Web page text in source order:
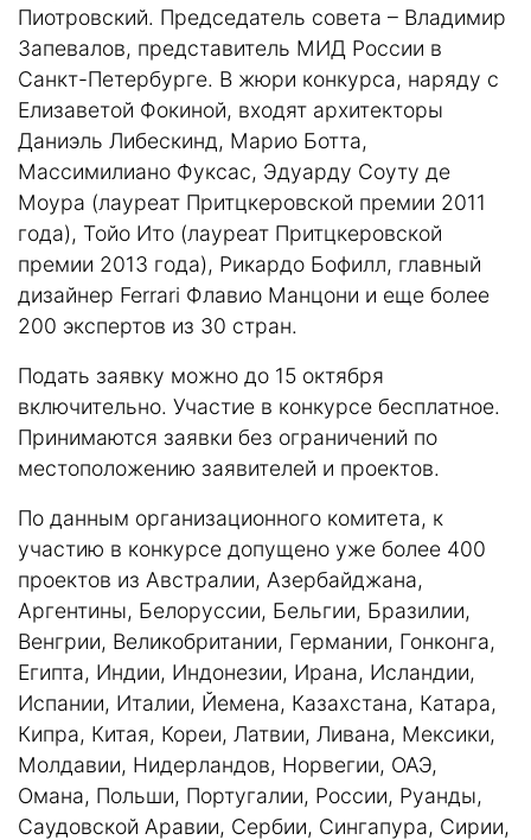
Пиотровский. Председатель совета – Владимир
Запевалов, представитель МИД России в
Санкт-Петербурге. В жюри конкурса, наряду с
Елизаветой Фокиной, входят архитекторы
Даниэль Либескинд, Марио Ботта,
Массимилиано Фуксас, Эдуарду Соуту де
Моура (лауреат Притцкеровской премии 2011
года), Тойо Ито (лауреат Притцкеровской
премии 2013 года), Рикардо Бофилл, главный
дизайнер Ferrari Флавио Манцони и еще более
200 экспертов из 30 стран.
Подать заявку можно до 15 октября
включительно. Участие в конкурсе бесплатное.
Принимаются заявки без ограничений по
местоположению заявителей и проектов.
По данным организационного комитета, к
участию в конкурсе допущено уже более 400
проектов из Австралии, Азербайджана,
Аргентины, Белоруссии, Бельгии, Бразилии,
Венгрии, Великобритании, Германии, Гонконга,
Египта, Индии, Индонезии, Ирана, Исландии,
Испании, Италии, Йемена, Казахстана, Катара,
Кипра, Китая, Кореи, Латвии, Ливана, Мексики,
Молдавии, Нидерландов, Норвегии, ОАЭ,
Омана, Польши, Португалии, России, Руанды,
Саудовской Аравии, Сербии, Сингапура, Сирии,